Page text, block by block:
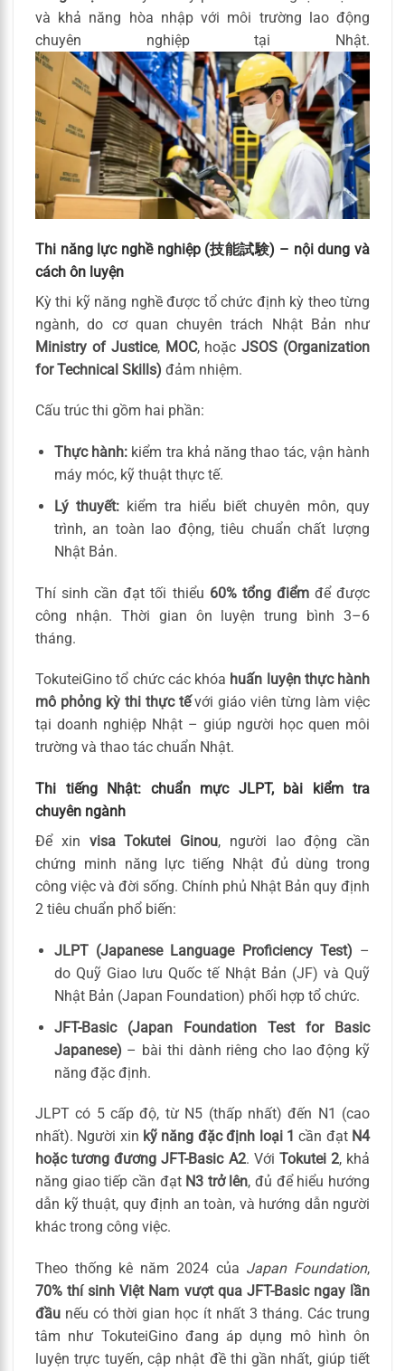
và khả năng hòa nhập với môi trường lao động
chuyên nghiệp tại Nhật.
Thi năng lực nghề nghiệp (技能試験) – nội dung và
cách ôn luyện
Kỳ thi kỹ năng nghề được tổ chức định kỳ theo từng
ngành, do cơ quan chuyên trách Nhật Bản như
Ministry of Justice, MOC, hoặcJSOS (Organization
for Technical Skills) đảm nhiệm.
Cấu trúc thi gồm hai phần:
Thực hành: kiểm tra khả năng thao tác, vận hành
máy móc, kỹ thuật thực tế.
Lý thuyết:kiểm tra hiểu biết chuyên môn, quy
trình, an toàn lao động, tiêu chuẩn chất lượng
Nhật Bản.
Thí sinh cần đạt tối thiểu 60% tổng điểmđể được
công nhận. Thời gian ôn luyện trung bình 3–6
tháng.
TokuteiGino tổ chức các khóa huấn luyện thực hành
mô phỏng kỳ thi thực tếvới giáo viên từng làm việc
tại doanh nghiệp Nhật – giúp người học quen môi
trường và thao tác chuẩn Nhật.
Thi tiếng Nhật: chuẩn mực JLPT, bài kiểm tra
chuyên ngành
Để xin visa Tokutei Ginou, người lao động cần
chứng minh năng lực tiếng Nhật đủ dùng trong
công việc và đời sống. Chính phủ Nhật Bản quy định
2 tiêu chuẩn phổ biến:
JLPT (Japanese Language Proficiency Test) –
do Quỹ Giao lưu Quốc tế Nhật Bản (JF) và Quỹ
Nhật Bản (Japan Foundation) phối hợp tổ chức.
JFT-Basic (Japan Foundation Test for Basic
Japanese) – bài thi dành riêng cho lao động kỹ
năng đặc định.
JLPT có 5 cấp độ, từ N5 (thấp nhất) đến N1 (cao
nhất). Người xin kỹ năng đặc định loại 1 cần đạt N4
hoặc tương đương JFT-Basic A2. Với Tokutei 2, khả
năng giao tiếp cần đạt N3 trở lên, đủ để hiểu hướng
dẫn kỹ thuật, quy định an toàn, và hướng dẫn người
khác trong công việc.
Theo thống kê năm 2024 của Japan Foundation,
70% thí sinh Việt Nam vượt qua JFT-Basic ngay lần
đầu nếu có thời gian học ít nhất 3 tháng. Các trung
tâm như TokuteiGino đang áp dụng mô hình ôn
luyện trực tuyến, cập nhật đề thi gần nhất, giúp tiết